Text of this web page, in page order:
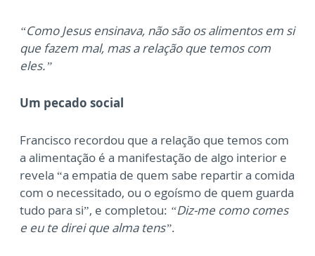
“Como Jesus ensinava, não são os alimentos em si
que fazem mal, mas a relação que temos com
eles.”
Um pecado social
Francisco recordou que a relação que temos com
a alimentação é a manifestação de algo interior e
revela “a empatia de quem sabe repartir a comida
com o necessitado, ou o egoísmo de quem guarda
tudo para si”, e completou: “Diz-me como comes
e eu te direi que alma tens”.